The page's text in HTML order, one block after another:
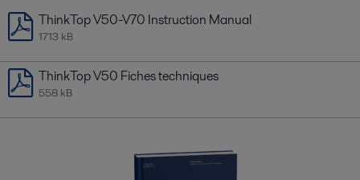
ThinkTop V50-V70 Instruction Manual
1713 kB
ThinkTop V50 Fiches techniques
558 kB